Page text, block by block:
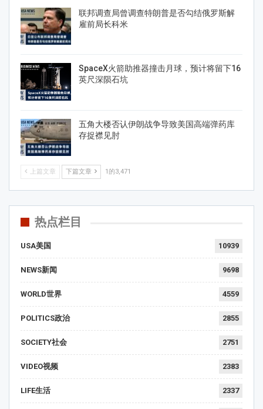
联邦调查局曾调查特朗普是否勾结俄罗斯解
雇前局长科米
SpaceX火箭助推器撞击月球，预计将留下16
英尺深陨石坑
五角大楼否认伊朗战争导致美国高端弹药库
存捉襟见肘
上篇文章 下篇文章 1的3,471
热点栏目
USA美国 10939
NEWS新闻 9698
WORLD世界 4559
POLITICS政治 2855
SOCIETY社会 2751
VIDEO视频 2383
LIFE生活 2337